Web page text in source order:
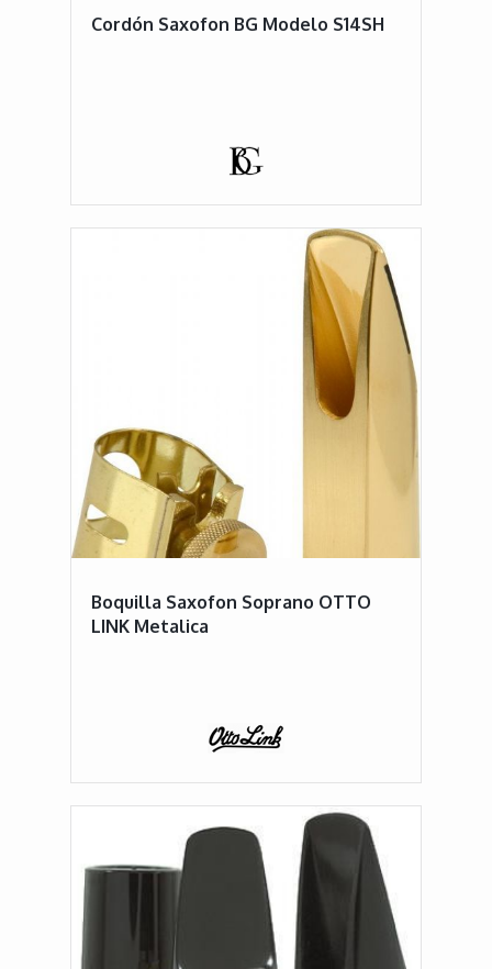
Cordón Saxofon BG Modelo S14SH
Boquilla Saxofon Soprano OTTO
LINK Metalica